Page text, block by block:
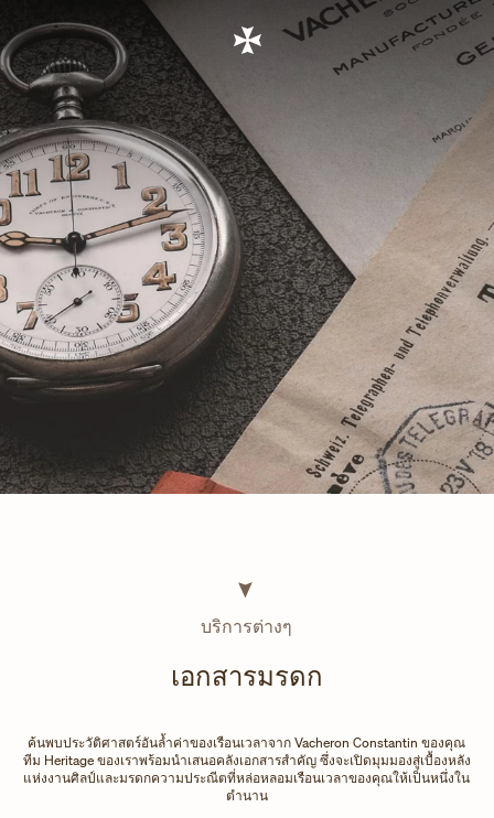
บริการต่างๆ
เอกสารมรดก
ค้นพบประวัติศาสตร์อันล้ำค่าของเรือนเวลาจาก Vacheron Constantin ของคุณ
ทีม Heritage ของเราพร้อมนำเสนอคลังเอกสารสำคัญ ซึ่งจะเปิดมุมมองสู่เบื้องหลัง
แห่งงานศิลป์และมรดกความประณีตที่หล่อหลอมเรือนเวลาของคุณให้เป็นหนึ่งใน
ตำนาน